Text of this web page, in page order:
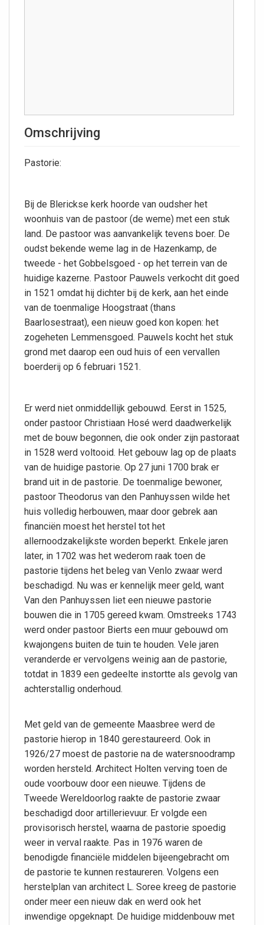
Omschrijving
Pastorie:
Bij de Blerickse kerk hoorde van oudsher het
woonhuis van de pastoor (de weme) met een stuk
land. De pastoor was aanvankelijk tevens boer. De
oudst bekende weme lag in de Hazenkamp, de
tweede - het Gobbelsgoed - op het terrein van de
huidige kazerne. Pastoor Pauwels verkocht dit goed
in 1521 omdat hij dichter bij de kerk, aan het einde
van de toenmalige Hoogstraat (thans
Baarlosestraat), een nieuw goed kon kopen: het
zogeheten Lemmensgoed. Pauwels kocht het stuk
grond met daarop een oud huis of een vervallen
boerderij op 6 februari 1521.
Er werd niet onmiddellijk gebouwd. Eerst in 1525,
onder pastoor Christiaan Hosé werd daadwerkelijk
met de bouw begonnen, die ook onder zijn pastoraat
in 1528 werd voltooid. Het gebouw lag op de plaats
van de huidige pastorie. Op 27 juni 1700 brak er
brand uit in de pastorie. De toenmalige bewoner,
pastoor Theodorus van den Panhuyssen wilde het
huis volledig herbouwen, maar door gebrek aan
financiën moest het herstel tot het
allernoodzakelijkste worden beperkt. Enkele jaren
later, in 1702 was het wederom raak toen de
pastorie tijdens het beleg van Venlo zwaar werd
beschadigd. Nu was er kennelijk meer geld, want
Van den Panhuyssen liet een nieuwe pastorie
bouwen die in 1705 gereed kwam. Omstreeks 1743
werd onder pastoor Bierts een muur gebouwd om
kwajongens buiten de tuin te houden. Vele jaren
veranderde er vervolgens weinig aan de pastorie,
totdat in 1839 een gedeelte instortte als gevolg van
achterstallig onderhoud.
Met geld van de gemeente Maasbree werd de
pastorie hierop in 1840 gerestaureerd. Ook in
1926/27 moest de pastorie na de watersnoodramp
worden hersteld. Architect Holten verving toen de
oude voorbouw door een nieuwe. Tijdens de
Tweede Wereldoorlog raakte de pastorie zwaar
beschadigd door artillerievuur. Er volgde een
provisorisch herstel, waarna de pastorie spoedig
weer in verval raakte. Pas in 1976 waren de
benodigde financiële middelen bijeengebracht om
de pastorie te kunnen restaureren. Volgens een
herstelplan van architect L. Soree kreeg de pastorie
onder meer een nieuw dak en werd ook het
inwendige opgeknapt. De huidige middenbouw met